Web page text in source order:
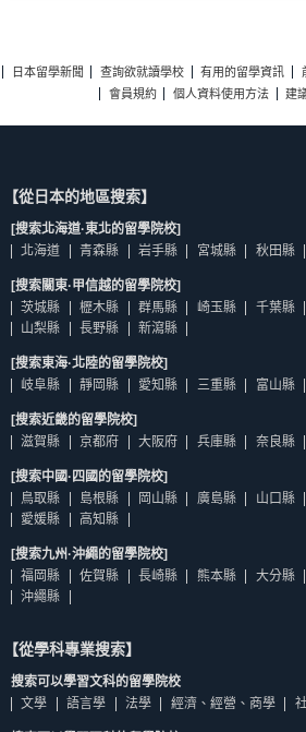
日本留學新聞 查詢欲就讀學校 有用的留學資訊
會員規約
個人資料使用方法 建
【從日本的地區搜索】
[搜索北海道·東北的留學院校]
北海道
青森縣 岩手縣 宮城縣 秋田縣
[搜索關東·甲信越的留學院校]
茨城縣
櫪木縣 群馬縣 崎玉縣 千葉縣
山梨縣
長野縣 新瀉縣
[搜索東海·北陸的留學院校]
岐阜縣
靜岡縣 愛知縣 三重縣 富山縣
[搜索近畿的留學院校]
滋賀縣
京都府 大阪府 兵庫縣 奈良縣
[搜索中國·四國的留學院校]
鳥取縣
島根縣 岡山縣 廣島縣 山口縣
愛媛縣
高知縣
[搜索九州·沖繩的留學院校]
福岡縣
佐賀縣 長崎縣 熊本縣 大分縣
沖繩縣
【從學科專業搜索】
搜索可以學習文科的留學院校
文學
語言學 法學 經濟、經營、商學